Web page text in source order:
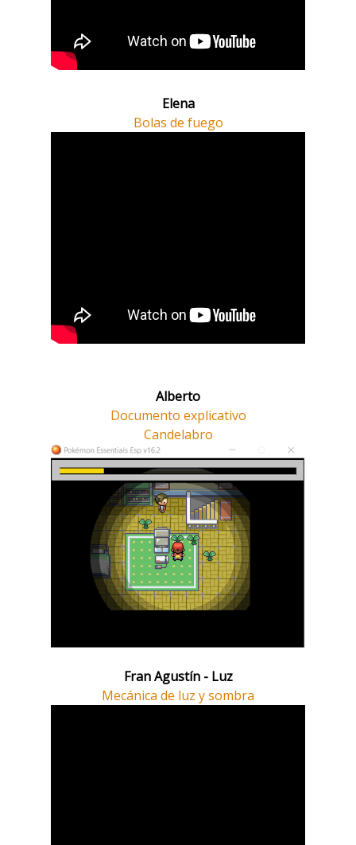
Elena
Bolas de fuego
Alberto
Documento explicativo
Candelabro
Fran Agustín - Luz
Mecánica de luz y sombra